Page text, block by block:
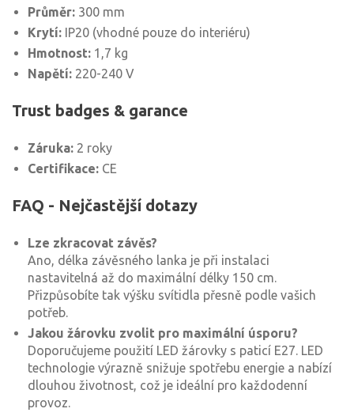
Průměr: 300 mm
Krytí: IP20 (vhodné pouze do interiéru)
Hmotnost: 1,7 kg
Napětí: 220-240 V
Trust badges & garance
Záruka: 2 roky
Certifikace: CE
FAQ - Nejčastější dotazy
Lze zkracovat závěs?
Ano, délka závěsného lanka je při instalaci
nastavitelná až do maximální délky 150 cm.
Přizpůsobíte tak výšku svítidla přesně podle vašich
potřeb.
Jakou žárovku zvolit pro maximální úsporu?
Doporučujeme použití LED žárovky s paticí E27. LED
technologie výrazně snižuje spotřebu energie a nabízí
dlouhou životnost, což je ideální pro každodenní
provoz.